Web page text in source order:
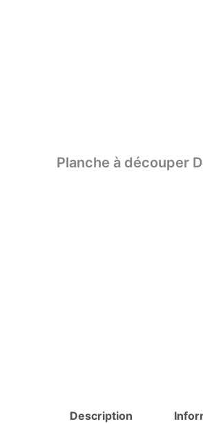
Planche à découper
Description